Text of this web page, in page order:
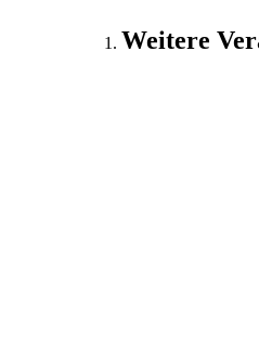
Weitere